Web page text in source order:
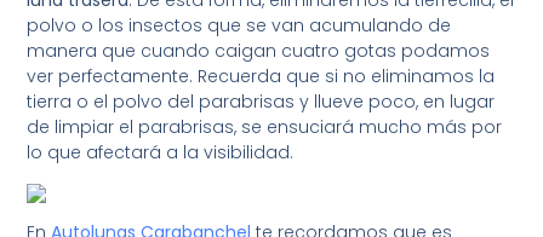
polvo o los insectos que se van acumulando de
manera que cuando caigan cuatro gotas podamos
ver perfectamente. Recuerda que si no eliminamos la
tierra o el polvo del parabrisas y llueve poco, en lugar
de limpiar el parabrisas, se ensuciará mucho más por
lo que afectará a la visibilidad.